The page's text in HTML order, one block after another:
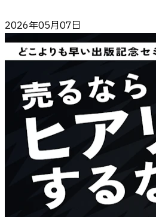
2026年05月07日